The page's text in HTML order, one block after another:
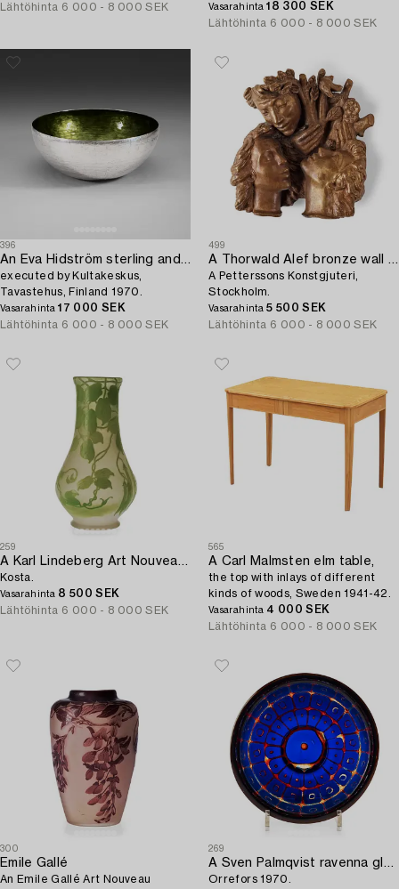
Lähtöhinta 6 000 - 8 000 SEK Vasarahinta18 300 SEK
Lähtöhinta 6 000 - 8 000 SEK
396
An Eva Hidström sterling and green enamel bowl,
executed by Kultakeskus,
Tavastehus, Finland 1970.
Vasarahinta17 000 SEK
Lähtöhinta 6 000 - 8 000 SEK
499
A Thorwald Alef bronze wall sculpture,
A Petterssons Konstgjuteri,
Stockholm.
Vasarahinta5 500 SEK
Lähtöhinta 6 000 - 8 000 SEK
259
A Karl Lindeberg Art Nouveau cameo glass vase,
Kosta.
Vasarahinta 8 500 SEK
Lähtöhinta 6 000 - 8 000 SEK
565
A Carl Malmsten elm table,
the top with inlays of different
kinds of woods, Sweden 1941-42.
Vasarahinta 4 000 SEK
Lähtöhinta 6 000 - 8 000 SEK
300
Emile Gallé
An Emile Gallé Art Nouveau
269
A Sven Palmqvist ravenna glass bowl,
Orrefors 1970.